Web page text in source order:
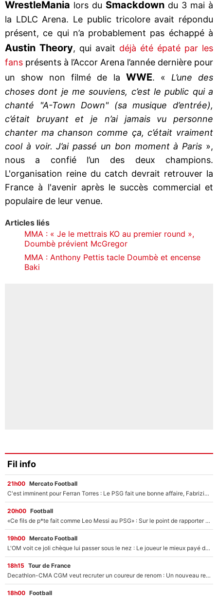
WrestleMania lors du Smackdown du 3 mai à
la LDLC Arena. Le public tricolore avait répondu
présent, ce qui n’a probablement pas échappé à
Austin Theory, qui avait déjà été épaté par les
fans présents à l’Accor Arena l’année dernière pour
un show non filmé de la WWE. « L’une des
choses dont je me souviens, c’est le public qui a
chanté "A-Town Down" (sa musique d’entrée),
c’était bruyant et je n’ai jamais vu personne
chanter ma chanson comme ça, c’était vraiment
cool à voir. J’ai passé un bon moment à Paris »,
nous a confié l’un des deux champions.
L'organisation reine du catch devrait retrouver la
France à l'avenir après le succès commercial et
populaire de leur venue.
Articles liés
MMA : « Je le mettrais KO au premier round »,
Doumbè prévient McGregor
MMA : Anthony Pettis tacle Doumbè et encense
Baki
Fil info
21h00 Mercato Football
C'est imminent pour Ferran Torres : Le PSG fait une bonne affaire, Fabrizio Romano révèle le vrai prix du joueur !
20h00 Football
«Ce fils de p*te fait comme Leo Messi au PSG» : Sur le point de rapporter gros à l'OM, Facundo Medina raconte son clash avec des supporters !
19h00 Mercato Football
L'OM voit ce joli chèque lui passer sous le nez : Le joueur le mieux payé du club refuse de partir, son transfert est annulé à la dernière minute !
18h15 Tour de France
Decathlon-CMA CGM veut recruter un coureur de renom : Un nouveau renfort important arrive pour Paul Seixas ?
18h00 Football